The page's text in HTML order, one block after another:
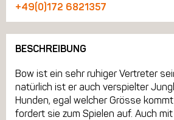
+49(0)172 6821357
BESCHREIBUNG
Bow ist ein sehr ruhiger Vertreter
natürlich ist er auch verspielter
Hunden, egal welcher Grösse
fordert sie zum Spielen auf. Auch